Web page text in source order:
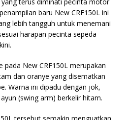
baru New CRF150L ini
lebih tangguh untuk menemani
harapan pecinta sepeda
pada New CRF150L merupakan
dan oranye yang disematkan
Warna ini dipadu dengan jok,
(swing arm) berkelir hitam.